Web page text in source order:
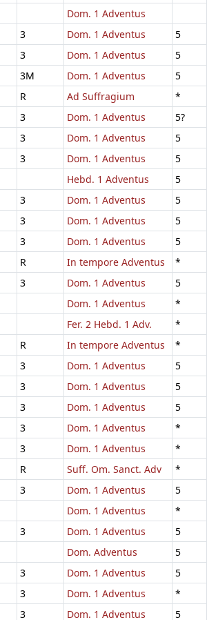
Dom. 1 Adventus
3 Dom. 1 Adventus 5
3 Dom. 1 Adventus
5
3M Dom. 1 Adventus
5
R Ad Suffragium *
3 Dom. 1 Adventus 5?
3 Dom. 1 Adventus 5
3 Dom. 1 Adventus 5
Hebd. 1 Adventus 5
3 Dom. 1 Adventus 5
3 Dom. 1 Adventus
5
3 Dom. 1 Adventus
5
R In tempore Adventus
*
3 Dom. 1 Adventus
5
Dom. 1 Adventus
*
Fer. 2 Hebd. 1 Adv.
*
R In tempore Adventus
*
3 Dom. 1 Adventus 5
3 Dom. 1 Adventus 5
3 Dom. 1 Adventus
5
3 Dom. 1 Adventus
*
3 Dom. 1 Adventus
*
R Suff. Om. Sanct. Adv
*
3 Dom. 1 Adventus
5
Dom. 1 Adventus
*
3 Dom. 1 Adventus 5
Dom. Adventus
5
3 Dom. 1 Adventus
5
3 Dom. 1 Adventus
*
3 Dom. 1 Adventus 5